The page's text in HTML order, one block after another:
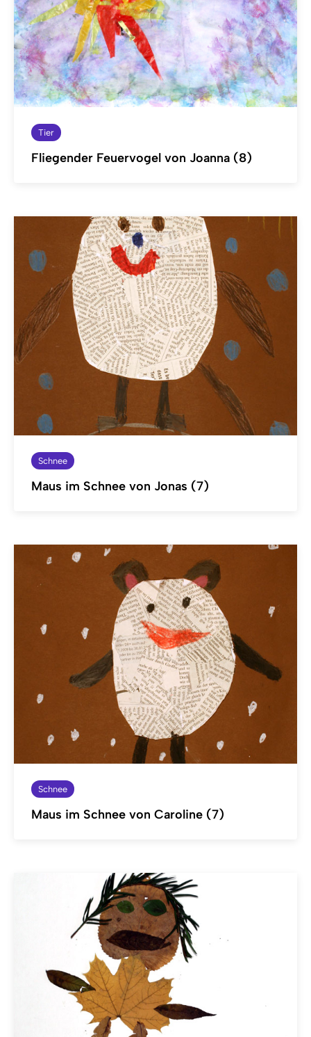
Tier
Fliegender Feuervogel von Joanna (8)
Schnee
Maus im Schnee von Jonas (7)
Schnee
Maus im Schnee von Caroline (7)